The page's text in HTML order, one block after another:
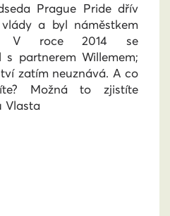
Prague Pride dřív
a byl náměstkem
V roce 2014 se
partnerem Willemem;
zatím neuznává. A co
Možná to zjistíte
Vlasta